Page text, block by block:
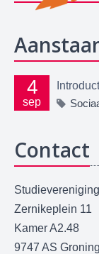
4
sep
Contact
Zernikeplein 11
Kamer A2.48
9747 AS